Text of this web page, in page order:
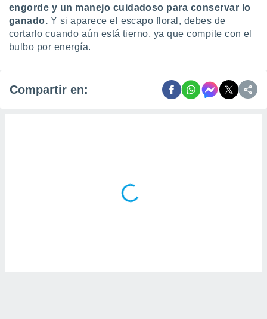
engorde y un manejo cuidadoso para conservar lo
ganado. Y si aparece el escapo floral, debes de
cortarlo cuando aún está tierno, ya que compite con el
bulbo por energía.
Compartir en: